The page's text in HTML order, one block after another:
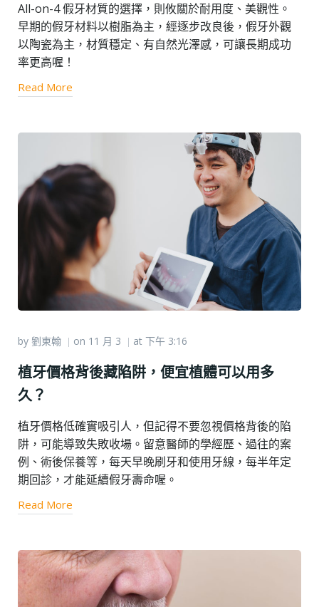
All-on-4 假牙材質的選擇，則攸關於耐用度、美觀性。
早期的假牙材料以樹脂為主，經逐步改良後，假牙外觀
以陶瓷為主，材質穩定、有自然光澤感，可讓長期成功
率更高喔！
Read More
by 劉東翰 | on 11 月 3 | at 下午 3:16
植牙價格背後藏陷阱，便宜植體可以用多
久？
植牙價格低確實吸引人，但記得不要忽視價格背後的陷
阱，可能導致失敗收場。留意醫師的學經歷、過往的案
例、術後保養等，每天早晚刷牙和使用牙線，每半年定
期回診，才能延續假牙壽命喔。
Read More